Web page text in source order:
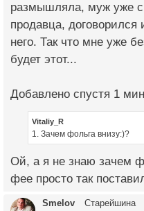
размышляла, муж уже с
продавца, договорился
него. Так что мне уже
будет этот...
Добавлено спустя 1
Vitaliy_R
1. Зачем фольга внизу:)?
Ой, а я не знаю зачем
фее просто так
Smelov Старейшина